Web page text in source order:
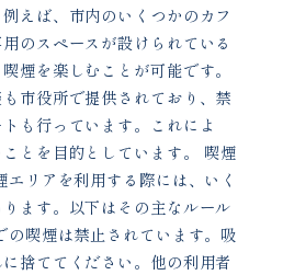
えば、市内のいくつかのカフ
のスペースが設けられている
煙を楽しむことが可能です。
市役所で提供されており、禁
も行っています。これによ
とを目的としています。 喫煙
リアを利用する際には、いく
ます。以下はその主なルール
喫煙は禁止されています。吸
捨ててください。他の利用者